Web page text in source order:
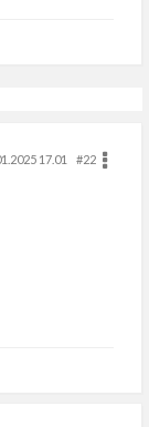
17.01
#22